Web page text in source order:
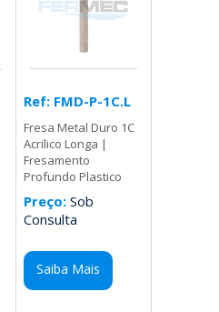
Ref: FMD-P-1C.L
Fresa Metal Duro 1C
Acrilico Longa |
Fresamento
Profundo Plastico
Preço:Sob
Consulta
Saiba Mais